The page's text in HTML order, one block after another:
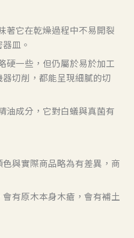
著它在乾燥過程中不易開裂
皿。
硬一些，但仍屬於易於加工
切削，都能呈現細膩的切
油成分，它對白蟻與真菌有
與實際商品略為有差異，商
有原木本身木瘡，會有補土